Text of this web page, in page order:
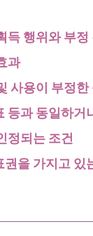
득 행위와 부정
과
사용이 부정
등과 동일하거
정되는 조건
을 가지고 있